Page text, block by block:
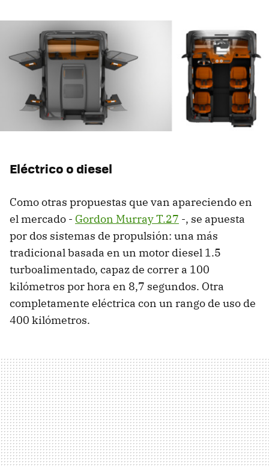
Eléctrico o diesel
Como otras propuestas que van apareciendo en
el mercado - Gordon Murray T.27 -, se apuesta
por dos sistemas de propulsión: una más
tradicional basada en un motor diesel 1.5
turboalimentado, capaz de correr a 100
kilómetros por hora en 8,7 segundos. Otra
completamente eléctrica con un rango de uso de
400 kilómetros.